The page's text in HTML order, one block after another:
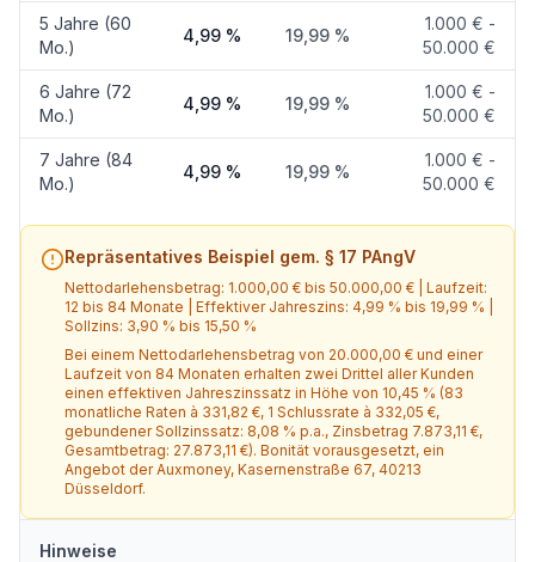
5 Jahre (60
Mo.)
4,99 % 19,99 %
1.000 € -
50.000 €
6 Jahre (72
Mo.)
4,99 % 19,99 %
1.000 € -
50.000 €
7 Jahre (84
Mo.)
4,99 % 19,99 %
1.000 € -
50.000 €
Repräsentatives Beispiel gem. § 17 PAngV
Nettodarlehensbetrag: 1.000,00 € bis 50.000,00 € | Laufzeit:
12 bis 84 Monate | Effektiver Jahreszins: 4,99 % bis 19,99 %
Sollzins: 3,90 % bis 15,50 %
Bei einem Nettodarlehensbetrag von 20.000,00 € und einer
Laufzeit von 84 Monaten erhalten zwei Drittel aller Kunden
einen effektiven Jahreszinssatz in Höhe von 10,45 % (83
monatliche Raten à 331,82 €, 1 Schlussrate à 332,05 €,
gebundener Sollzinssatz: 8,08 % p.a., Zinsbetrag 7.873,11 €,
Gesamtbetrag: 27.873,11 €). Bonität vorausgesetzt, ein
Angebot derAuxmoney, Kasernenstraße 67, 40213
Düsseldorf.
Hinweise